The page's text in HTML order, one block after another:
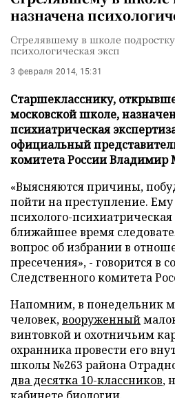
назначена
Стрелявшему в школе
психологическая эксп
3 февраля 2014, 15:31
Старшекласснику,
московской школе,
психиатрическая
официальный
комитета России Владимир
«Выясняются причины,
пойти на преступление.
психолого-психиатрическая
ближайшее время
вопрос об избрании в
пресечения», - говорится в
Следственного комитета
Напомним, в понедельник
человек,вооруженный
винтовкой и охотничьим
охранника провести его
школы №263 района
два десятка 10-классников,